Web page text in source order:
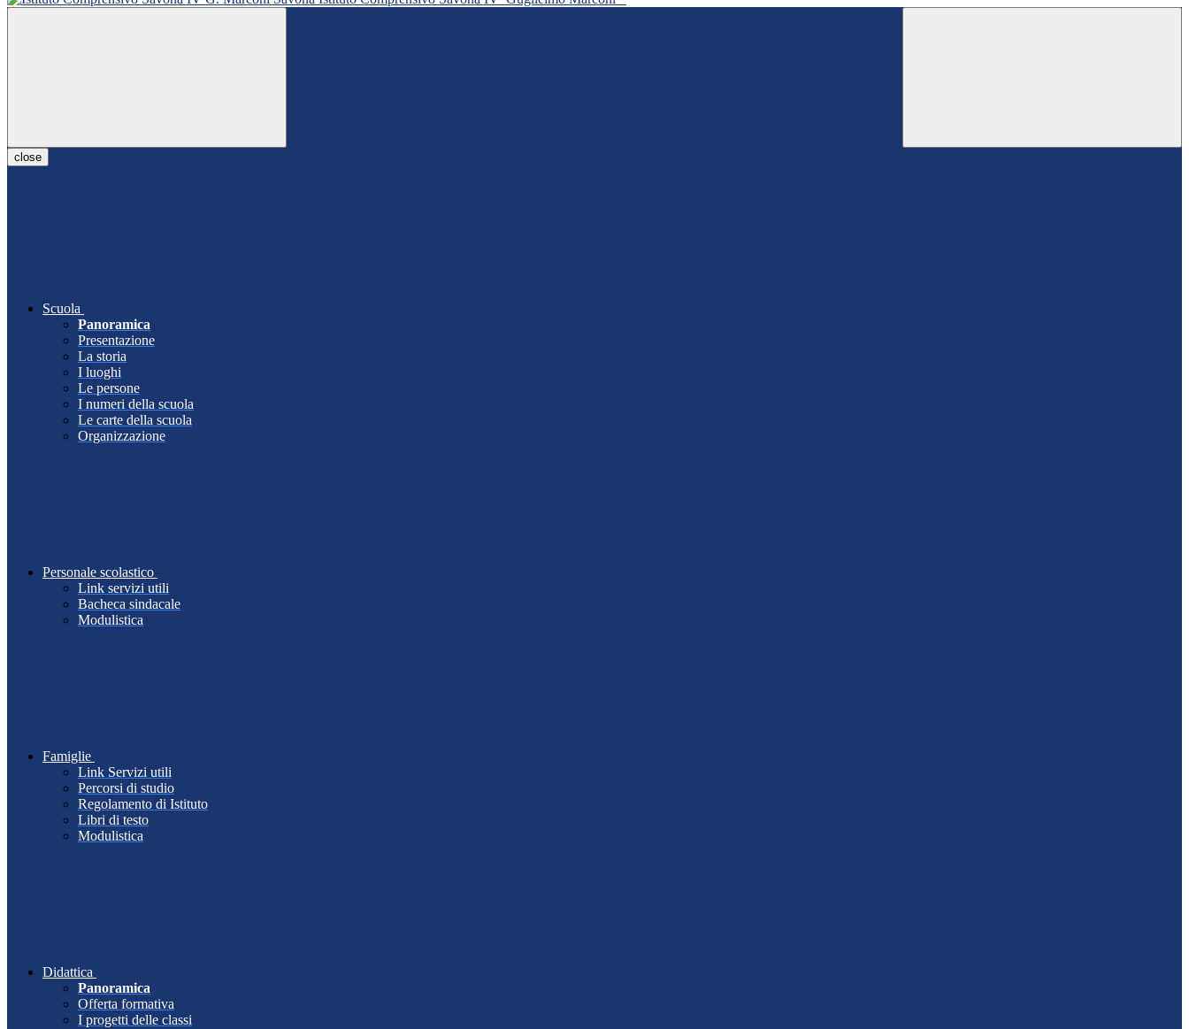
close
Scuola
Panoramica
Presentazione
La storia
I luoghi
Le persone
I numeri della scuola
Le carte della scuola
Organizzazione
Personale scolastico
Link servizi utili
Bacheca sindacale
Modulistica
Famiglie
Link Servizi utili
Percorsi di studio
Regolamento di Istituto
Libri di testo
Modulistica
Didattica
Panoramica
Offerta formativa
I progetti delle classi